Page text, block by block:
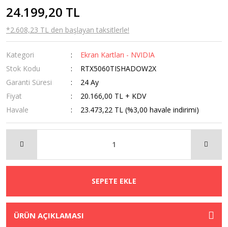
24.199,20 TL
*2.608,23 TL den başlayan taksitlerle!
Kategori
Ekran Kartları - NVIDIA
Stok Kodu
RTX5060TISHADOW2X
Garanti Süresi
24 Ay
Fiyat
20.166,00 TL + KDV
Havale
23.473,22 TL (%3,00 havale indirimi)
SEPETE EKLE
ÜRÜN AÇIKLAMASI